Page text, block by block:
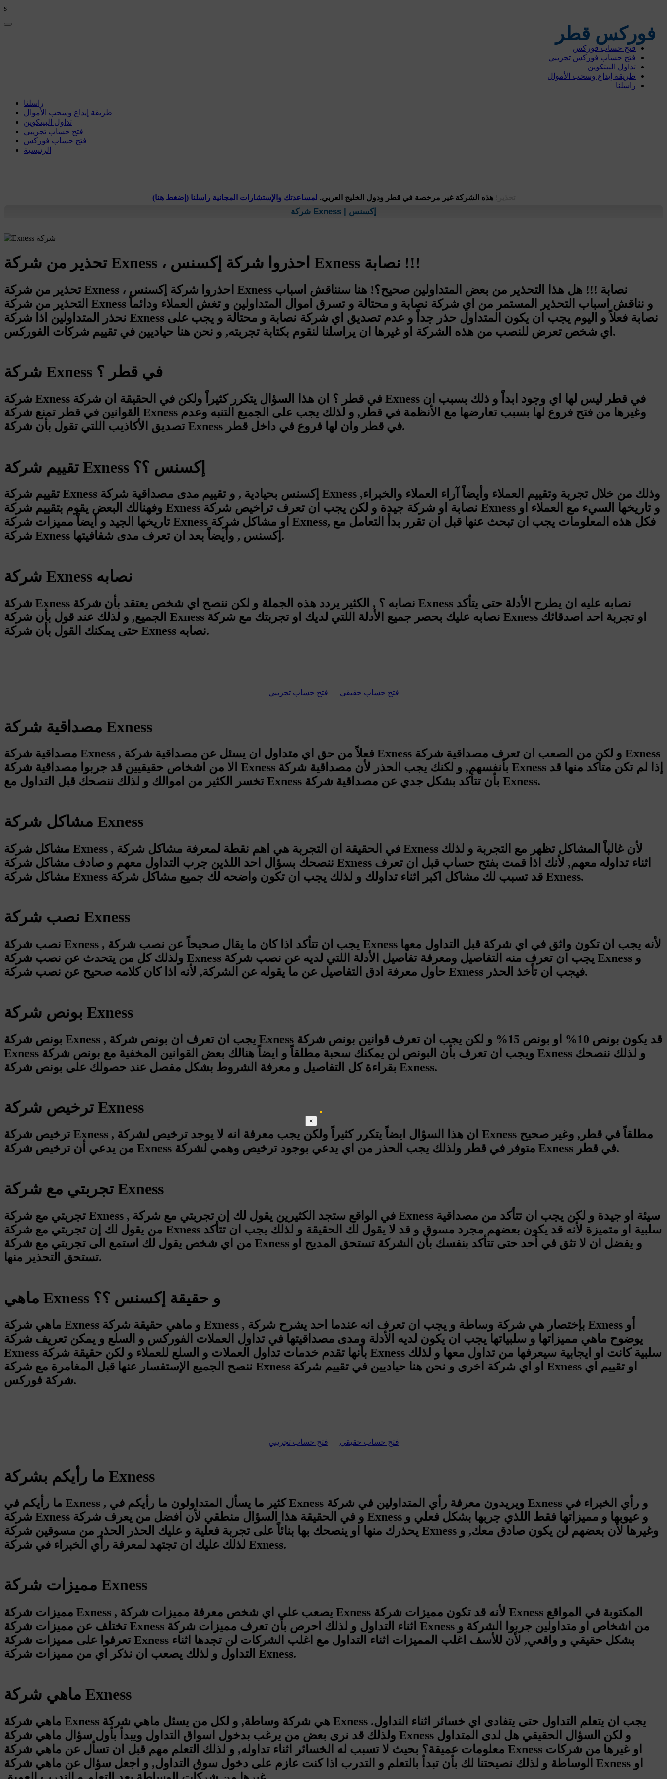
s
فوركس قطر
الرئيسية
فتح حساب فوركس
فتح حساب فوركس تجريبي
تداول البيتكوين
طريقة إيداع وسحب الأموال
راسلنا
راسلنا
طريقة إيداع وسحب الأموال
تداول البيتكوين
فتح حساب تجريبي
فتح حساب فوركس
الرئيسية
هذه الشركة غير مرخصة في قطر ودول الخليج العربي. لمساعدتك والإستشارات المجانية راسلنا (إضغط هنا)
شركة Exness | إكسنس
تحذير من شركة Exness ، احذروا شركة إكسنس Exness نصابة !!!
تحذير من شركة Exness ، احذروا شركة إكسنس Exness نصابة !!! هل هذا التحذير من بعض المتداولين صحيح؟! هنا سنناقش اسباب
التحذير من شركة Exness و نناقش اسباب التحذير المستمر من اي شركة نصابة و محتالة و تسرق اموال المتداولين و تغش العملاء ودائماً
نحذر المتداولين اذا شركة Exness نصابة فعلاً و اليوم يجب ان يكون المتداول حذر جداً و عدم تصديق اي شركة نصابة و محتالة و يجب على
اي شخص تعرض للنصب من هذه الشركة او غيرها ان يراسلنا لنقوم بكتابة تجربته, و نحن هنا حياديين في تقييم شركات الفوركس.
شركة Exness في قطر ؟
شركة Exness في قطر ؟ ان هذا السؤال يتكرر كثيراً ولكن في الحقيقة ان شركة Exness في قطر ليس لها اي وجود ابداً و ذلك بسبب ان
القوانين في قطر تمنع شركة Exness وغيرها من فتح فروع لها بسبب تعارضها مع الأنظمة في قطر, و لذلك يجب على الجميع التنبه وعدم
تصديق الأكاذيب اللتي تقول بأن شركة Exness في قطر وان لها فروع في داخل قطر.
تقييم شركة Exness إكسنس ؟؟
تقييم شركة Exness إكسنس بحيادية , و تقييم مدى مصداقية شركة Exness وذلك من خلال تجربة وتقييم العملاء وأيضاً آراء العملاء والخبراء,
وفهنالك البعض يقوم بتقييم شركة Exness نصابة او شركة جيدة و لكن يجب ان تعرف تراخيص شركة Exness و تاريخها السيء مع العملاء او
تاريخها الجيد و أيضاً مميزات شركة Exness او مشاكل شركة Exness, فكل هذه المعلومات يجب ان تبحث عنها قبل ان تقرر بدأ التعامل مع
شركة Exness إكسنس , وأيضاً بعد ان تعرف مدى شفافيتها.
شركة Exness نصابه
شركة Exness نصابه ؟ , الكثير يردد هذه الجملة و لكن ننصح اي شخص يعتقد بأن شركة Exness نصابه عليه ان يطرح الأدلة حتى يتأكد
الجميع, و لذلك عند قول بأن شركة Exness نصابه عليك بحصر جميع الأدلة اللتي لديك او تجربتك مع شركة Exness او تجربة احد اصدقائك
حتى يمكنك القول بأن شركة Exness نصابه.
فتح حساب حقيقي فتح حساب تجريبي
مصداقية شركة Exness
مصداقية شركة Exness , فعلاً من حق اي متداول ان يسئل عن مصداقية شركة Exness و لكن من الصعب ان تعرف مصداقية شركة Exness
الا من اشخاص حقيقيين قد جربوا مصداقية شركة Exness بأنفسهم, و لكنك يجب الحذر لأن مصداقية شركة Exness إذا لم تكن متأكد منها قد
تخسر الكثير من اموالك و لذلك ننصحك قبل التداول مع Exness بأن تتأكد بشكل جدي عن مصداقية شركة Exness.
مشاكل شركة Exness
مشاكل شركة Exness , في الحقيقة ان التجربة هي اهم نقطة لمعرفة مشاكل شركة Exness لأن غالباً المشاكل تظهر مع التجربة و لذلك
ننصحك بسؤال احد اللذين جرب التداول معهم و صادف مشاكل شركة Exness اثناء تداوله معهم, لأنك اذا قمت بفتح حساب قبل ان تعرف
مشاكل شركة Exness قد تسبب لك مشاكل اكبر اثناء تداولك و لذلك يجب ان تكون واضحه لك جميع مشاكل شركة Exness.
نصب شركة Exness
نصب شركة Exness , يجب ان تتأكد اذا كان ما يقال صحيحاً عن نصب شركة Exness لأنه يجب ان تكون واثق في اي شركة قبل التداول معها
ولذلك كل من يتحدث عن نصب شركة Exness يجب ان تعرف منه التفاصيل ومعرفة تفاصيل الأدلة اللتي لديه عن نصب شركة Exness و
حاول معرفة ادق التفاصيل عن ما يقوله عن الشركة, لأنه اذا كان كلامه صحيح عن نصب شركة Exness فيجب ان تأخذ الحذر.
بونص شركة Exness
بونص شركة Exness , يجب ان تعرف ان بونص شركة Exness قد يكون بونص 10% او بونص 15% و لكن يجب ان تعرف قوانين بونص شركة
Exness ويجب ان تعرف بأن البونص لن يمكنك سحبة مطلقاً و ايضاً هنالك بعض القوانين المخفية مع بونص شركة Exness و لذلك ننصحك
بقراءة كل التفاصيل و معرفة الشروط بشكل مفصل عند حصولك على بونص شركة Exness.
ترخيص شركة Exness
ترخيص شركة Exness , ان هذا السؤال ايضاً يتكرر كثيراً ولكن يجب معرفة انه لا يوجد ترخيص لشركة Exness مطلقاً في قطر, وغير صحيح
من يدعي أن ترخيص شركة Exness متوفر في قطر ولذلك يجب الحذر من اي يدعي بوجود ترخيص وهمي لشركة Exness في قطر.
تجربتي مع شركة Exness
تجربتي مع شركة Exness , في الواقع ستجد الكثيرين يقول لك إن تجربتي مع شركة Exness سيئة او جيدة و لكن يجب ان تتأكد من مصداقية
من يقول لك إن تجربتي مع شركة Exness سلبية او متميزة لأنه قد يكون بعضهم مجرد مسوق و قد لا يقول لك الحقيقة و لذلك يجب ان تتأكد
من اي شخص يقول لك استمع الى تجربتي مع شركة Exness و يفضل ان لا تثق في أحد حتى تتأكد بنفسك بأن الشركة تستحق المديح او
تستحق التحذير منها.
ماهي Exness و حقيقة إكسنس ؟؟
ماهي شركة Exness و ماهي حقيقة شركة Exness , بإختصار هي شركة وساطة و يجب ان تعرف انه عندما احد يشرح شركة Exness أو
يوضوح ماهي مميزاتها و سلبياتها يجب ان يكون لديه الأدلة ومدى مصداقيتها في تداول العملات الفوركس و السلع و يمكن تعريف شركة
Exness بأنها تقدم خدمات تداول العملات و السلع للعملاء و لكن حقيقة شركة Exness سلبية كانت او ايجابية سيعرفها من تداول معها و لذلك
ننصح الجميع الإستفسار عنها قبل المغامرة مع شركة Exness او اي شركة اخرى و نحن هنا حياديين في تقييم شركة Exness او تقييم اي
شركة فوركس.
فتح حساب حقيقي فتح حساب تجريبي
ما رأيكم بشركة Exness
ما رأيكم في Exness , كثير ما يسأل المتداولون ما رأيكم في Exness ويريدون معرفة رأي المتداولين في شركة Exness و رأي الخبراء في
شركة Exness و في الحقيقة هذا السؤال منطقي لأن افضل من يعرف شركة Exness و عيوبها و مميزاتها فقط اللذي جربها بشكل فعلي و
يحذرك منها او ينصحك بها بنائاً على تجربة فعلية و عليك الحذر الحذر من مسوقين شركة Exness وغيرها لأن بعضهم لن يكون صادق معك, و
لذلك عليك ان تجتهد لمعرفة رأي الخبراء في شركة Exness.
مميزات شركة Exness
مميزات شركة Exness , يصعب على اي شخص معرفة مميزات شركة Exness لأنه قد تكون مميزات شركة Exness المكتوبة في المواقع
تختلف عن مميزات شركة Exness اثناء التداول و لذلك احرص بأن تعرف مميزات شركة Exness من اشخاص او متداولين جربوا الشركة و
تعرفوا على مميزات شركة Exness بشكل حقيقي و واقعي, لأن للأسف اغلب المميزات اثناء التداول مع اغلب الشركات لن تجدها اثناء
التداول و لذلك يصعب ان نذكر اي من مميزات شركة Exness.
ماهي شركة Exness
ماهي شركة Exness هي شركة وساطة, و لكل من يسئل ماهي شركة Exness يجب ان يتعلم التداول حتى يتفادى اي خسائر اثناء التداول.
ولذلك قد نرى بعض من يرغب بدخول اسواق التداول ويبدأ بأول سؤال ماهي شركة Exness و لكن السؤال الحقيقي هل لدى المتداول
معلومات عميقة؟ بحيث لا تسبب له الخسائر اثناء تداوله, و لذلك التعلم مهم قبل ان تسأل عن ماهي شركة Exness او غيرها من شركات
الوساطة و لذلك نصيحتنا لك بأن تبدأ بالتعلم و التدرب اذا كنت عازم على دخول سوق التداول, و اجعل سؤال عن ماهي شركة Exness او
×